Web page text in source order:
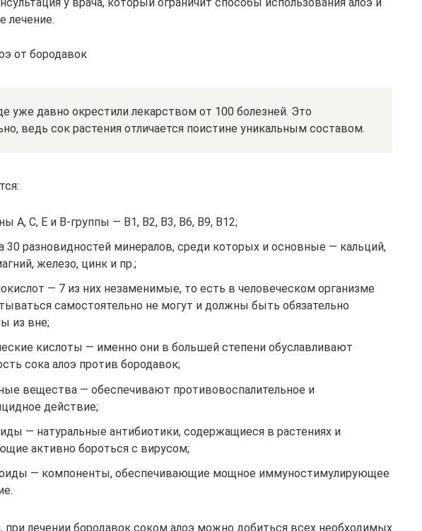
лечение.
от бородавок
уже давно окрестили лекарством от 100 болезней. Это
ведь сок растения отличается поистине уникальным составом.
А, С, Е и В-группы — В1, В2, В3, В6, В9, В12;
30 разновидностей минералов, среди которых и основные — кальций,
железо, цинк и пр.;
— 7 из них незаменимые, то есть в человеческом организме
самостоятельно не могут и должны быть обязательно
из вне;
кислоты — именно они в большей степени обуславливают
сока алоэ против бородавок;
вещества — обеспечивают противовоспалительное и
действие;
— натуральные антибиотики, содержащиеся в растениях и
активно бороться с вирусом;
— компоненты, обеспечивающие мощное иммуностимулирующее
при лечении бородавок соком алоэ можно добиться всех необходимых